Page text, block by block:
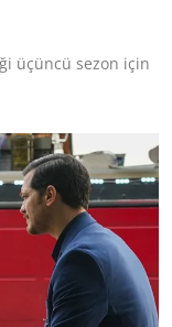
üçüncü sezon için